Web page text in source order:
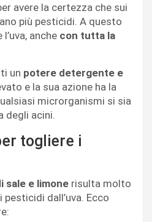
avere la certezza che sui
più pesticidi. A questo
anche con tutta la
un potere detergente e
e la sua azione ha la
microrganismi si sia
degli acini.
togliere i
sale e limone risulta molto
dall’uva. Ecco